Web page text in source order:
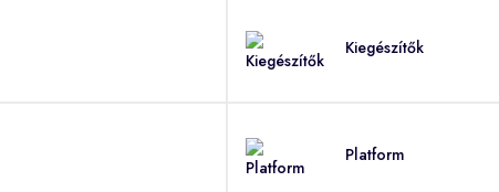
Kiegészítők
Platform